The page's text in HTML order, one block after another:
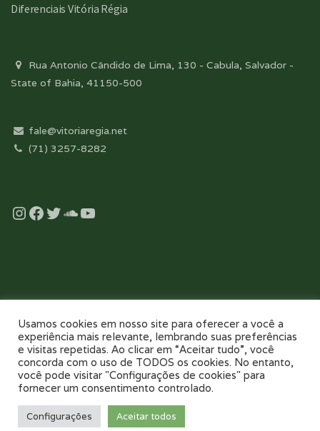
Diferenciais Vitória Régia
Rua Antonio Cândido de Lima, 130 - Cabula, Salvador -
State of Bahia, 41150-500
fale@vitoriaregia.net
(71) 3257-8282
Instagram
Facebook
Twitter
Soundcloud
YouTube
Desenvolvido com essência pela:
NOSSO COLÉGIO TOUR VIRTUAL 360
PAIS E FILHOS
CONTATO
Usamos cookies em nosso site para oferecer a você a
experiência mais relevante, lembrando suas preferências
e visitas repetidas. Ao clicar em “Aceitar tudo”, você
concorda com o uso de TODOS os cookies. No entanto,
você pode visitar "Configurações de cookies" para
fornecer um consentimento controlado.
Configurações Aceitar todos